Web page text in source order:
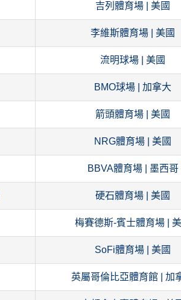
吉列體育場 | 美國
李維斯體育場 | 美國
流明球場 | 美國
BMO球場 | 加拿大
箭頭體育場 | 美國
NRG體育場 | 美國
BBVA體育場 | 墨西哥
硬石體育場 | 美國
梅賽德斯-賓士體育場 |
SoFi體育場 | 美國
英屬哥倫比亞體育館 | 加